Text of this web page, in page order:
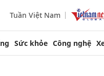
Tuần Việt Nam
Sức khỏe Công nghệ